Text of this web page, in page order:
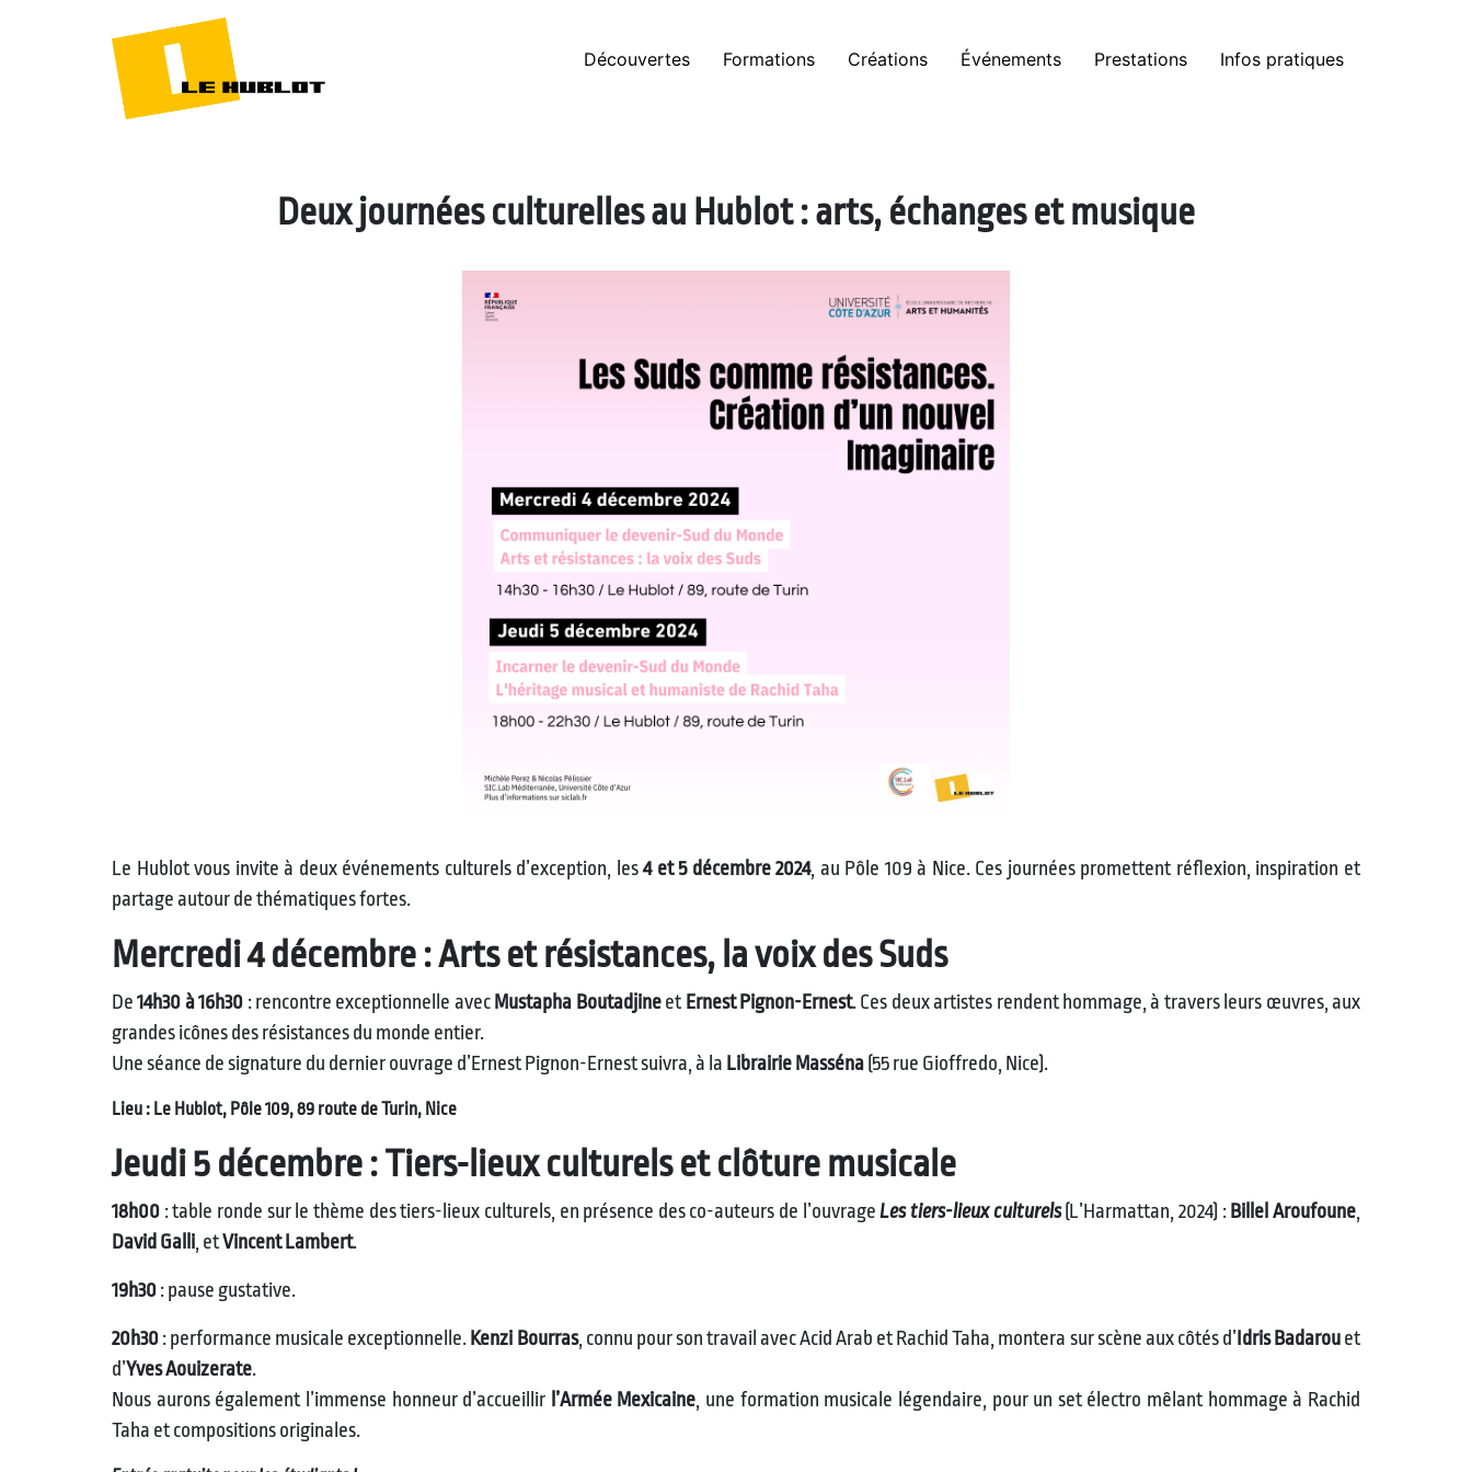
Découvertes Formations Créations Événements Prestations Infos pratiques
Deux journées culturelles au Hublot : arts, échanges et musique
Le Hublot vous invite à deux événements culturels d’exception, les4 et 5 décembre 2024, au Pôle 109 à Nice. Ces journées promettent réflexion, inspiration et
partage autour de thématiques fortes.
Mercredi 4 décembre : Arts et résistances, la voix des Suds
De14h30 à 16h30 : rencontre exceptionnelle avec Mustapha Boutadjineet Ernest Pignon-Ernest. Ces deux artistes rendent hommage, à travers leurs œuvres, aux
grandes icônes des résistances du monde entier.
Une séance de signature du dernier ouvrage d’Ernest Pignon-Ernest suivra, à la Librairie Masséna (55 rue Gioffredo, Nice).
Lieu : Le Hublot, Pôle 109, 89 route de Turin, Nice
Jeudi 5 décembre : Tiers-lieux culturels et clôture musicale
18h00 : table ronde sur le thème des tiers-lieux culturels, en présence des co-auteurs de l’ouvrageLes tiers-lieux culturels(L’Harmattan, 2024) : Billel Aroufoune
David Galli , etVincent Lambert.
19h30 : pause gustative.
20h30 : performance musicale exceptionnelle. Kenzi Bourras, connu pour son travail avec Acid Arab et Rachid Taha, montera sur scène aux côtés d’Idris Badarouet
d’Yves Aouizerate.
Nous aurons également l’immense honneur d’accueillir l’Armée Mexicaine , une formation musicale légendaire, pour un set électro mêlant hommage à Rachid
Taha et compositions originales.